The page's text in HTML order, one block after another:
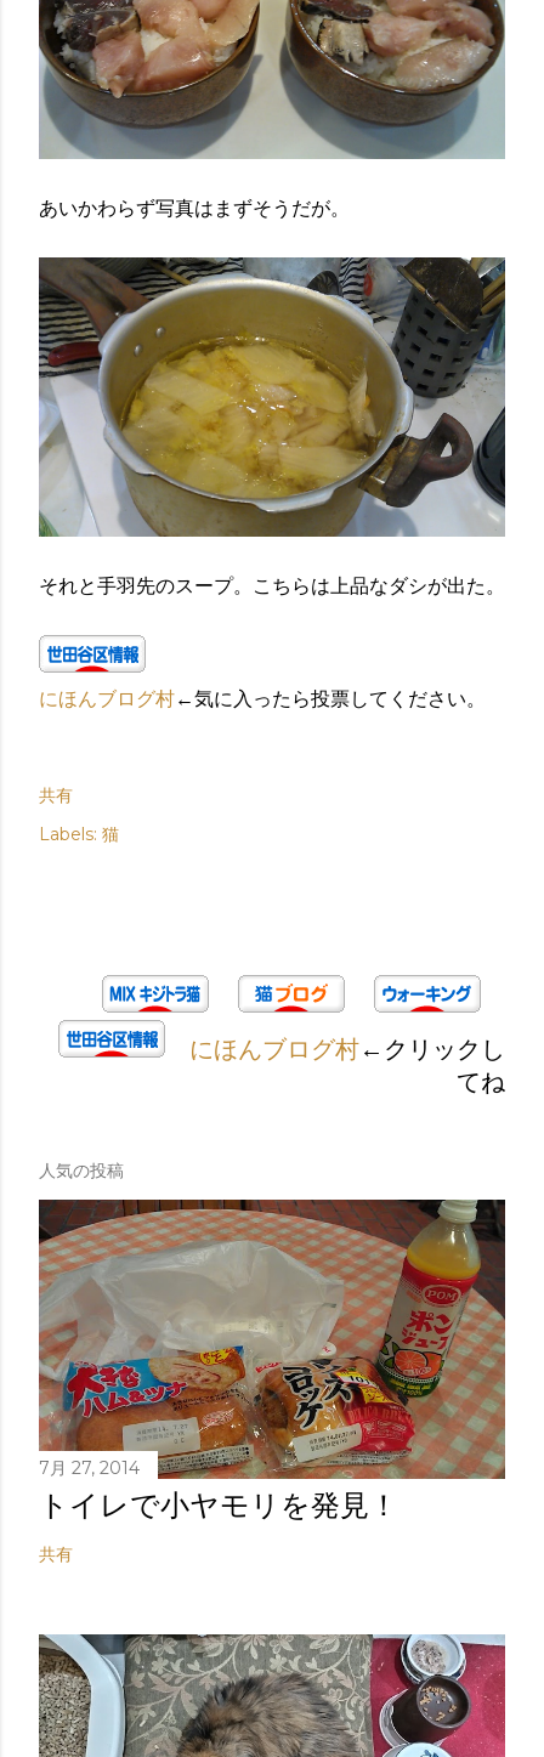
あいかわらず写真はまずそうだが。
それと手羽先のスープ。こちらは上品なダシが出た。
にほんブログ村←気に入ったら投票してください。
共有
Labels: 猫
にほんブログ村←クリックし
てね
人気の投稿
7月 27, 2014
トイレで小ヤモリを発見！
共有